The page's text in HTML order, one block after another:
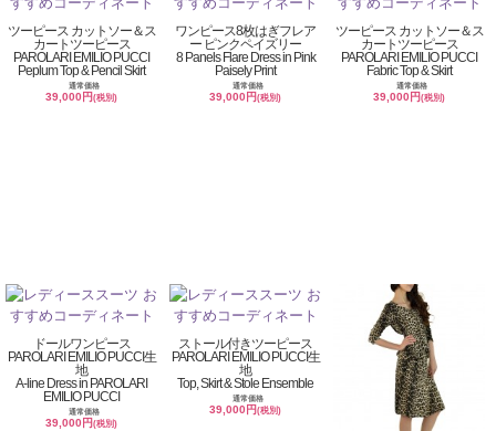
ツーピース カットソー＆ス
カートツーピース
PAROLARI EMILIO PUCCI
Peplum Top & Pencil Skirt
通常価格
39,000円(税別)
ワンピース8枚はぎフレア
ー ピンクペイズリー
8 Panels Flare Dress in Pink
Paisely Print
通常価格
39,000円(税別)
ツーピース カットソー＆ス
カートツーピース
PAROLARI EMILIO PUCCI
Fabric Top & Skirt
通常価格
39,000円(税別)
ドールワンピース
PAROLARI EMILIO PUCCI生
地
A-line Dress in PAROLARI
EMILIO PUCCI
通常価格
39,000円(税別)
ストール付きツーピース
PAROLARI EMILIO PUCCI生
地
Top, Skirt & Stole Ensemble
通常価格
39,000円(税別)